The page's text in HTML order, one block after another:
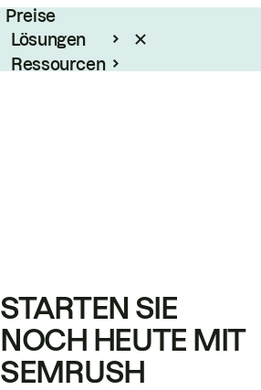
Preise
Lösungen
Ressourcen
STARTEN SIE
NOCH HEUTE MIT
SEMRUSH